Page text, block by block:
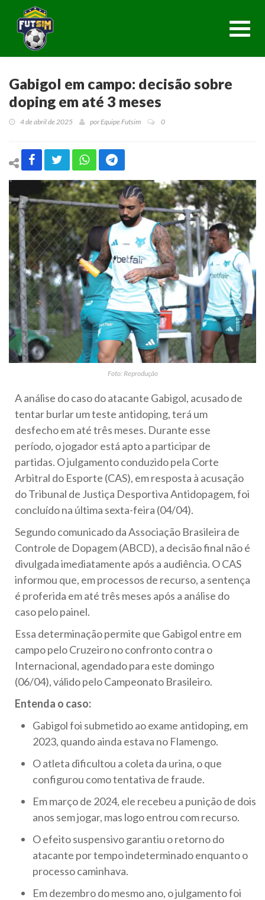
Gabigol em campo: decisão sobre
doping em até 3 meses
4 de abril de 2025 por Equipe Futsim 0
Foto: Reprodução
A análise do caso do atacante Gabigol, acusado de
tentar burlar um teste antidoping, terá um
desfecho em até três meses. Durante esse
período, o jogador está apto a participar de
partidas. O julgamento conduzido pela Corte
Arbitral do Esporte (CAS), em resposta à acusação
do Tribunal de Justiça Desportiva Antidopagem, foi
concluído na última sexta-feira (04/04).
Segundo comunicado da Associação Brasileira de
Controle de Dopagem (ABCD), a decisão final não é
divulgada imediatamente após a audiência. O CAS
informou que, em processos de recurso, a sentença
é proferida em até três meses após a análise do
caso pelo painel.
Essa determinação permite que Gabigol entre em
campo pelo Cruzeiro no confronto contra o
Internacional, agendado para este domingo
(06/04), válido pelo Campeonato Brasileiro.
Entenda o caso:
Gabigol foi submetido ao exame antidoping, em
2023, quando ainda estava no Flamengo.
O atleta dificultou a coleta da urina, o que
configurou como tentativa de fraude.
Em março de 2024, ele recebeu a punição de dois
anos sem jogar, mas logo entrou com recurso.
O efeito suspensivo garantiu o retorno do
atacante por tempo indeterminado enquanto o
processo caminhava.
Em dezembro do mesmo ano, o julgamento foi